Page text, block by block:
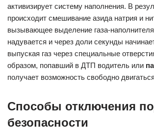
активизирует систему наполнения. В
происходит смешивание азида натрия и
вызывающее выделение газа-
надувается и через доли секунды
выпуская газ через специальные
образом, попавший в ДТП водитель или
получает возможность свободно
Способы отключения
безопасности